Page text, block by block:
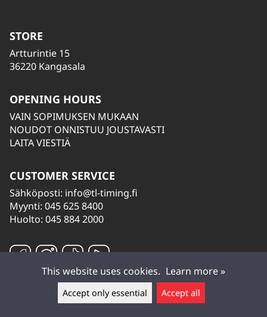
Leave a message ▲
STORE
Artturintie 15
36220 Kangasala
OPENING HOURS
VAIN SOPIMUKSEN MUKAAN
NOUDOT ONNISTUU JOUSTAVASTI
LAITA VIESTIÄ
CUSTOMER SERVICE
Sähköposti: info@tl-timing.fi
Myynti: 045 625 8400
Huolto: 045 884 2000
This website uses cookies. Learn more »
Accept only essential Accept all